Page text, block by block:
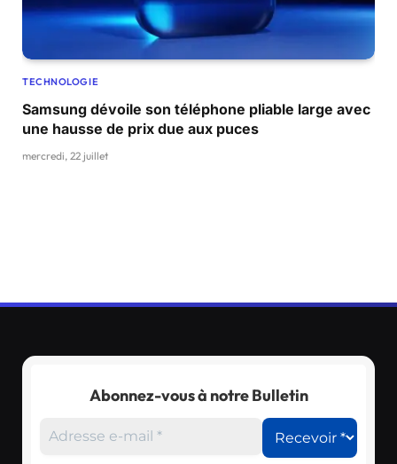
TECHNOLOGIE
Samsung dévoile son téléphone pliable large avec
une hausse de prix due aux puces
mercredi, 22 juillet
Abonnez-vous à notre Bulletin